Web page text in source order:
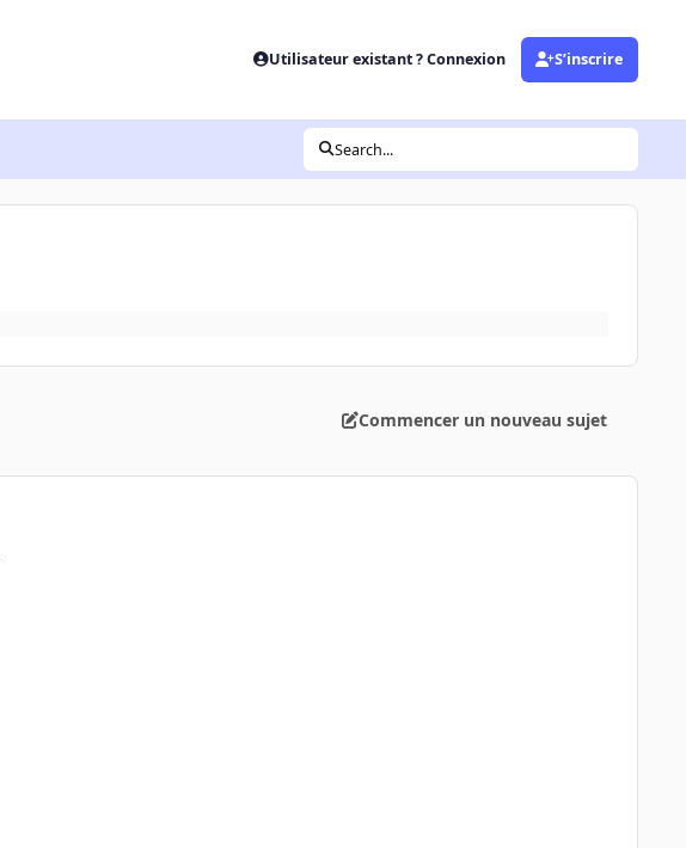
Utilisateur existant ? Connexion S’inscrire
Search...
Commencer un nouveau sujet